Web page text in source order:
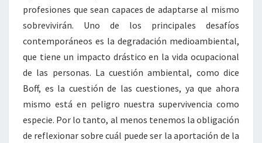
profesiones que sean capaces de adaptarse al mismo
sobrevivirán. Uno de los principales desafíos
contemporáneos es la degradación medioambiental,
que tiene un impacto drástico en la vida ocupacional
de las personas. La cuestión ambiental, como dice
Boff, es la cuestión de las cuestiones, ya que ahora
mismo está en peligro nuestra supervivencia como
especie. Por lo tanto, al menos tenemos la obligación
de reflexionar sobre cuál puede ser la aportación de la